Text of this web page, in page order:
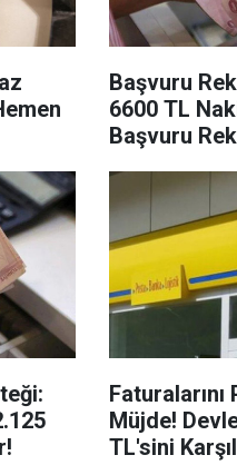
Başvuru
6600 TL
Başvuru
Müjde!
TL'sini